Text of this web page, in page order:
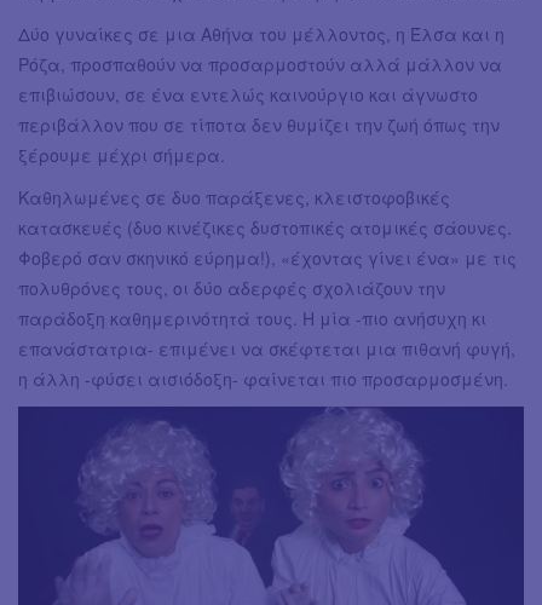
Δύο γυναίκες σε μια Αθήνα του μέλλοντος, η Έλσα και η
Ρόζα, προσπαθούν να προσαρμοστούν αλλά μάλλον να
επιβιώσουν, σε ένα εντελώς καινούργιο και άγνωστο
περιβάλλον που σε τίποτα δεν θυμίζει την ζωή όπως την
ξέρουμε μέχρι σήμερα.
Καθηλωμένες σε δυο παράξενες, κλειστοφοβικές
κατασκευές (δυο κινέζικες δυστοπικές ατομικές σάουνες.
Φοβερό σαν σκηνικό εύρημα!), «έχοντας γίνει ένα» με τις
πολυθρόνες τους, οι δύο αδερφές σχολιάζουν την
παράδοξη καθημερινότητά τους. Η μία -πιο ανήσυχη κι
επανάστατρια- επιμένει να σκέφτεται μια πιθανή φυγή,
η άλλη -φύσει αισιόδοξη- φαίνεται πιο προσαρμοσμένη.